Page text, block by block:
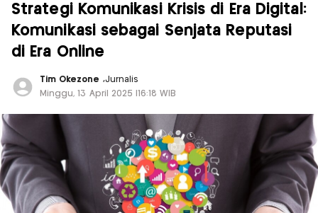
Strategi Komunikasi Krisis di Era Digital:
Komunikasi sebagai Senjata Reputasi
di Era Online
Tim Okezone ,Jurnalis
Minggu, 13 April 2025 |16:18 WIB